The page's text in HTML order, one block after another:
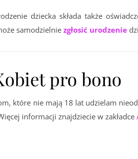
dziecka składa także
samodzielnie zgłosić urodzenie
pro bono
które nie mają 18 lat udzielam
informacji znajdziecie w zakładce